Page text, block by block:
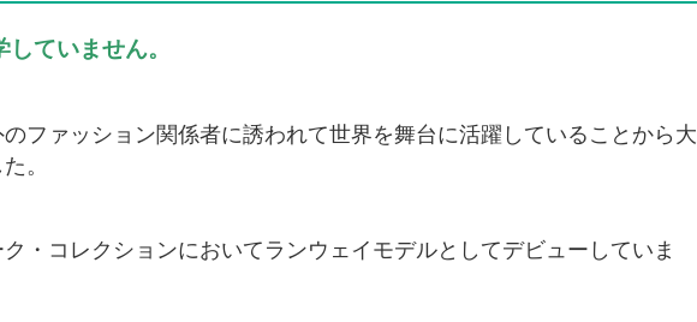
ていません。
ファッション関係者に誘われて世界を舞台に活躍していることから大
。
・コレクションにおいてランウェイモデルとしてデビューしていま